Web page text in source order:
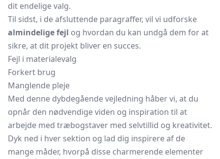
dit endelige valg.
Til sidst, i de afsluttende paragraffer, vil vi udforske
almindelige fejl og hvordan du kan undgå dem for at
sikre, at dit projekt bliver en succes.
Fejl i materialevalg
Forkert brug
Manglende pleje
Med denne dybdegående vejledning håber vi, at du
opnår den nødvendige viden og inspiration til at
arbejde med træbogstaver med selvtillid og kreativitet.
Dyk ned i hver sektion og lad dig inspirere af de
mange måder, hvorpå disse charmerende elementer